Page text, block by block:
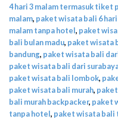
4 hari 3 malam termasuk tiket
malam, paket wisata bali 6 hari
malam tanpa hotel, paket
bali bulan madu, paket wisata
bandung, paket wisata bali
paket wisata bali dari
paket wisata bali lombok,
paket wisata bali murah,
bali murah backpacker, paket
tanpa hotel, paket wisata